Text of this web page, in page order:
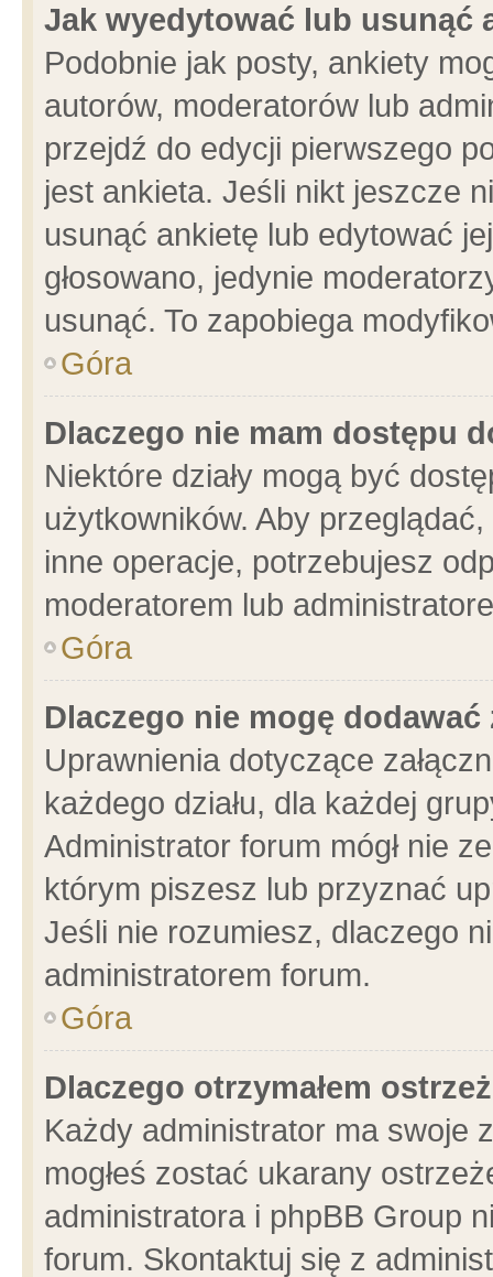
Jak wyedytować lub usunąć
Podobnie jak posty, ankiety
autorów, moderatorów lub
przejdź do edycji pierwszego
jest ankieta. Jeśli nikt jeszcze
usunąć ankietę lub edytować
głosowano, jedynie
usunąć. To zapobiega
Góra
Dlaczego nie mam dostępu
Niektóre działy mogą być
użytkowników. Aby
inne operacje, potrzebujesz
moderatorem lub
Góra
Dlaczego nie mogę dodawać
Uprawnienia dotyczące
każdego działu, dla każdej
Administrator forum mógł nie
którym piszesz lub przyznać
Jeśli nie rozumiesz, dlaczego
administratorem forum.
Góra
Dlaczego otrzymałem
Każdy administrator ma swoje
mogłeś zostać ukarany
administratora i phpBB Group
forum. Skontaktuj się z